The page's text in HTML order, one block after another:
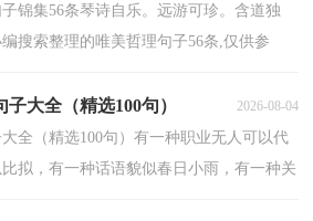
锦集56条琴诗自乐。远游可珍。含道独
搜索整理的唯美哲理句子56条,仅供参
大全（精选100句） 2026-08-04
全（精选100句）有一种职业无人可以代
拟，有一种话语貌似春日小雨，有一种关